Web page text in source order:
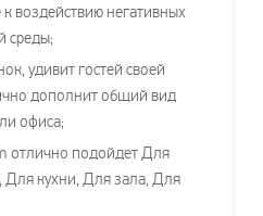
воздействию негативных
среды;
удивит гостей своей
дополнит общий вид
офиса;
отлично подойдет Для
Для кухни, Для зала, Для